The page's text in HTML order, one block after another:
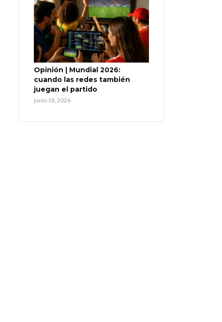
Opinión | Mundial 2026:
cuando las redes también
juegan el partido
junio 18, 2026